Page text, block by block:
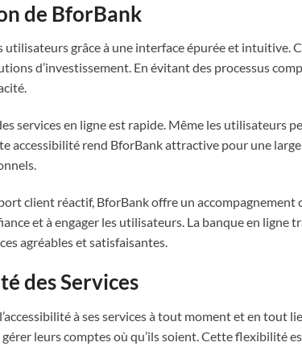
de BforBank
grâce à une interface épurée et intuitive.
d’investissement. En évitant des processus
services en ligne est rapide. Même les utilisateurs
accessibilité rend BforBank attractive pour une
client réactif, BforBank offre un
et à engager les utilisateurs. La banque en ligne
agréables et satisfaisantes.
des Services
à ses services à tout moment et en tout
leurs comptes où qu’ils soient. Cette flexibilité